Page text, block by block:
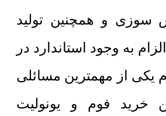
سوزی و همچنین تولید
به وجود استاندارد در
یکی از مهمترین مسائلی
خرید فوم و یونولیت